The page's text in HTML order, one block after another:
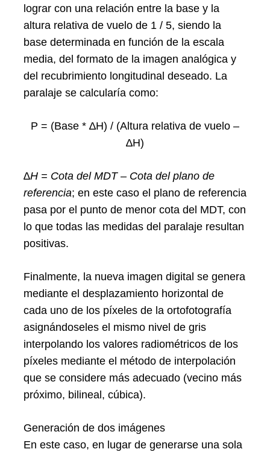
lograr con una relación entre la base y la
altura relativa de vuelo de 1 / 5, siendo la
base determinada en función de la escala
media, del formato de la imagen analógica y
del recubrimiento longitudinal deseado. La
paralaje se calcularía como:
P = (Base * ∆H) / (Altura relativa de vuelo –
∆H)
∆H = Cota del MDT – Cota del plano de
referencia; en este caso el plano de referencia
pasa por el punto de menor cota del MDT, con
lo que todas las medidas del paralaje resultan
positivas.
Finalmente, la nueva imagen digital se genera
mediante el desplazamiento horizontal de
cada uno de los píxeles de la ortofotografía
asignándoseles el mismo nivel de gris
interpolando los valores radiométricos de los
píxeles mediante el método de interpolación
que se considere más adecuado (vecino más
próximo, bilineal, cúbica).
Generación de dos imágenes
En este caso, en lugar de generarse una sola